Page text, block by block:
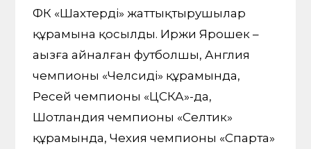
ФК «Шахтердің» жаттықтырушылар
құрамына қосылды. Иржи Ярошек –
аңызға айналған футболшы, Англия
чемпионы «Челсидің» құрамында,
Ресей чемпионы «ЦСКА»-да,
Шотландия чемпионы «Селтик»
құрамында, Чехия чемпионы «Спарта»